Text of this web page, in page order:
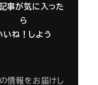
事が気に入った
ら
いね！しよう
情報をお届けし